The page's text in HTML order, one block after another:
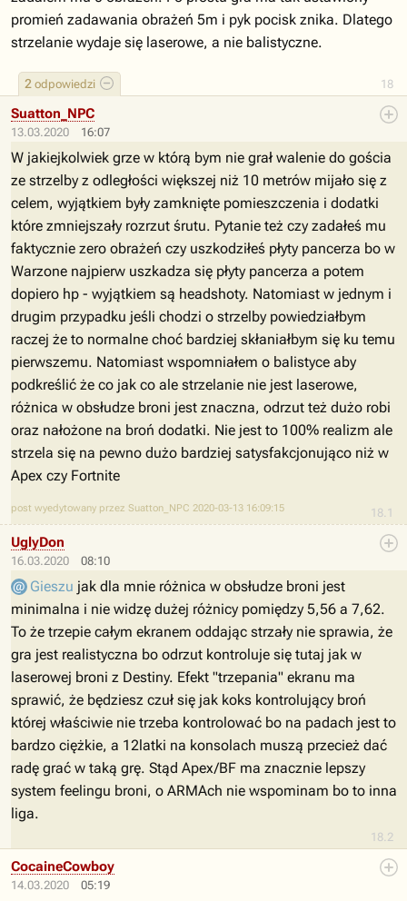
18
2 odpowiedzi
promień zadawania obrażeń 5m i pyk pocisk znika. Dlatego
strzelanie wydaje się laserowe, a nie balistyczne.
13.03.2020 16:07
18.1
Suatton_NPC
W jakiejkolwiek grze w którą bym nie grał walenie do gościa
ze strzelby z odległości większej niż 10 metrów mijało się z
celem, wyjątkiem były zamknięte pomieszczenia i dodatki
które zmniejszały rozrzut śrutu. Pytanie też czy zadałeś mu
faktycznie zero obrażeń czy uszkodziłeś płyty pancerza bo w
Warzone najpierw uszkadza się płyty pancerza a potem
dopiero hp - wyjątkiem są headshoty. Natomiast w jednym i
drugim przypadku jeśli chodzi o strzelby powiedziałbym
raczej że to normalne choć bardziej skłaniałbym się ku temu
pierwszemu. Natomiast wspomniałem o balistyce aby
podkreślić że co jak co ale strzelanie nie jest laserowe,
różnica w obsłudze broni jest znaczna, odrzut też dużo robi
oraz nałożone na broń dodatki. Nie jest to 100% realizm ale
strzela się na pewno dużo bardziej satysfakcjonująco niż w
Apex czy Fortnite
post wyedytowany przez Suatton_NPC 2020-03-13 16:09:15
16.03.2020 08:10
18.2
UglyDon
Gieszu jak dla mnie różnica w obsłudze broni jest
minimalna i nie widzę dużej różnicy pomiędzy 5,56 a 7,62.
To że trzepie całym ekranem oddając strzały nie sprawia, że
gra jest realistyczna bo odrzut kontroluje się tutaj jak w
laserowej broni z Destiny. Efekt "trzepania" ekranu ma
sprawić, że będziesz czuł się jak koks kontrolujący broń
której właściwie nie trzeba kontrolować bo na padach jest to
bardzo ciężkie, a 12latki na konsolach muszą przecież dać
radę grać w taką grę. Stąd Apex/BF ma znacznie lepszy
system feelingu broni, o ARMAch nie wspominam bo to inna
liga.
14.03.2020 05:19
CocaineCowboy